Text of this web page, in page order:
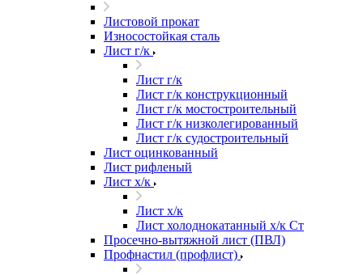
Листовой прокат
Износостойкая сталь
Лист г/к
Лист г/к
Лист г/к конструкционный
Лист г/к мостостроительный
Лист г/к низколегированный
Лист г/к судостроительный
Лист оцинкованный
Лист рифленый
Лист х/к
Лист х/к
Лист холоднокатанный х/к Ст
Просечно-вытяжной лист (ПВЛ)
Профнастил (профлист)